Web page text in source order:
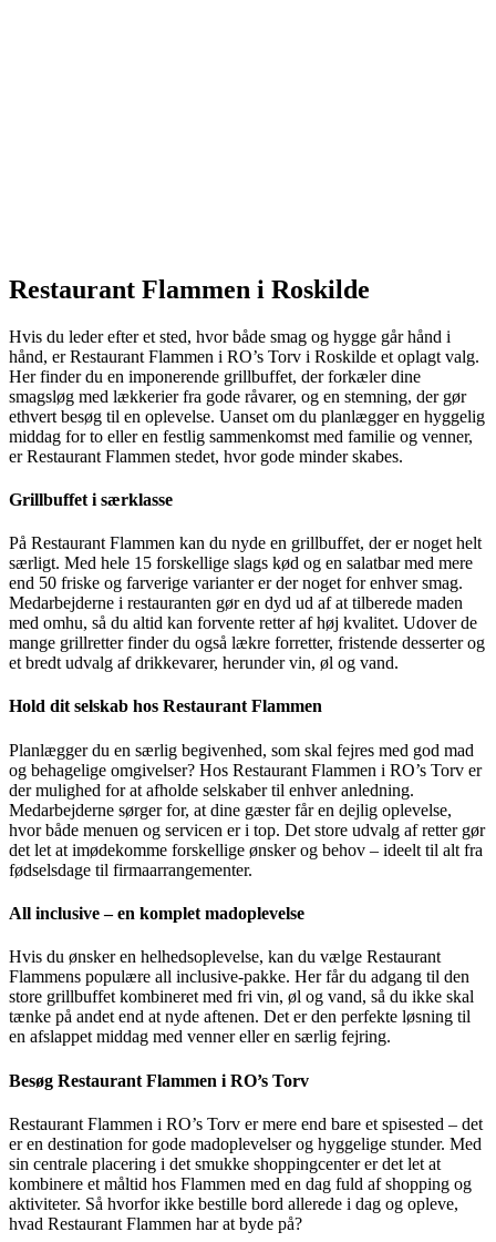
Restaurant Flammen i Roskilde
Hvis du leder efter et sted, hvor både smag og hygge går hånd i
hånd, er Restaurant Flammen i RO’s Torv i Roskilde et oplagt valg.
Her finder du en imponerende grillbuffet, der forkæler dine
smagsløg med lækkerier fra gode råvarer, og en stemning, der gør
ethvert besøg til en oplevelse. Uanset om du planlægger en hyggelig
middag for to eller en festlig sammenkomst med familie og venner,
er Restaurant Flammen stedet, hvor gode minder skabes.
Grillbuffet i særklasse
På Restaurant Flammen kan du nyde en grillbuffet, der er noget helt
særligt. Med hele 15 forskellige slags kød og en salatbar med mere
end 50 friske og farverige varianter er der noget for enhver smag.
Medarbejderne i restauranten gør en dyd ud af at tilberede maden
med omhu, så du altid kan forvente retter af høj kvalitet. Udover de
mange grillretter finder du også lækre forretter, fristende desserter og
et bredt udvalg af drikkevarer, herunder vin, øl og vand.
Hold dit selskab hos Restaurant Flammen
Planlægger du en særlig begivenhed, som skal fejres med god mad
og behagelige omgivelser? Hos Restaurant Flammen i RO’s Torv er
der mulighed for at afholde selskaber til enhver anledning.
Medarbejderne sørger for, at dine gæster får en dejlig oplevelse,
hvor både menuen og servicen er i top. Det store udvalg af retter gør
det let at imødekomme forskellige ønsker og behov – ideelt til alt fra
fødselsdage til firmaarrangementer.
All inclusive – en komplet madoplevelse
Hvis du ønsker en helhedsoplevelse, kan du vælge Restaurant
Flammens populære all inclusive-pakke. Her får du adgang til den
store grillbuffet kombineret med fri vin, øl og vand, så du ikke skal
tænke på andet end at nyde aftenen. Det er den perfekte løsning til
en afslappet middag med venner eller en særlig fejring.
Besøg Restaurant Flammen i RO’s Torv
Restaurant Flammen i RO’s Torv er mere end bare et spisested – det
er en destination for gode madoplevelser og hyggelige stunder. Med
sin centrale placering i det smukke shoppingcenter er det let at
kombinere et måltid hos Flammen med en dag fuld af shopping og
aktiviteter. Så hvorfor ikke bestille bord allerede i dag og opleve,
hvad Restaurant Flammen har at byde på?